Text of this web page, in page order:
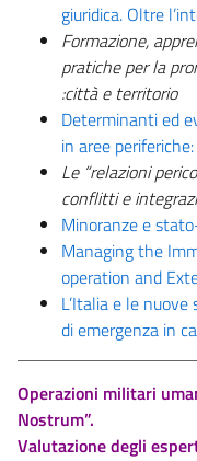
giuridica. Oltre
Formazione,
pratiche per la
:città e territorio
Determinanti ed
in aree
Le “relazioni
conflitti e
Minoranze e
Managing the
operation and
L’Italia e le
di emergenza in
Operazioni militari
Nostrum”.
Valutazione degli